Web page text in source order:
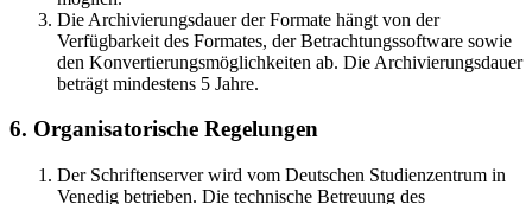
Die Archivierungsdauer der Formate hängt von der
Verfügbarkeit des Formates, der Betrachtungssoftware sowie
den Konvertierungsmöglichkeiten ab. Die Archivierungsdauer
beträgt mindestens 5 Jahre.
6. Organisatorische Regelungen
Der Schriftenserver wird vom Deutschen Studienzentrum in
Venedig betrieben. Die technische Betreuung des